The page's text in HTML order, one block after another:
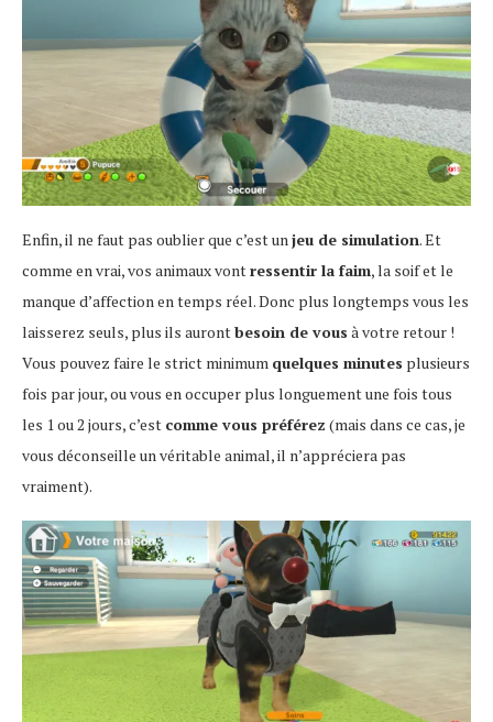
Enfin, il ne faut pas oublier que c’est unjeu de simulation. Et
comme en vrai, vos animaux vontressentir la faim, la soif et le
manque d’affection en temps réel. Donc plus longtemps vous les
laisserez seuls, plus ils aurontbesoin de vous à votre retour !
Vous pouvez faire le strict minimum quelques minutes plusieurs
fois par jour, ou vous en occuper plus longuement une fois tous
les 1 ou 2 jours, c’est comme vous préférez (mais dans ce cas, je
vous déconseille un véritable animal, il n’appréciera pas
vraiment).